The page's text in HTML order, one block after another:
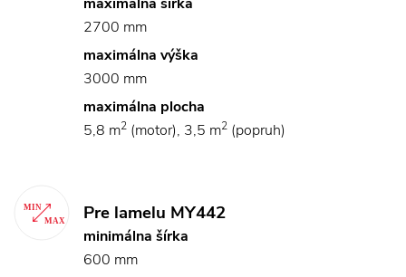
maximálna šírka
2700 mm
maximálna výška
3000 mm
maximálna plocha
5,8 m2 (motor), 3,5 m2 (popruh)
Pre lamelu MY442
minimálna šírka
600 mm